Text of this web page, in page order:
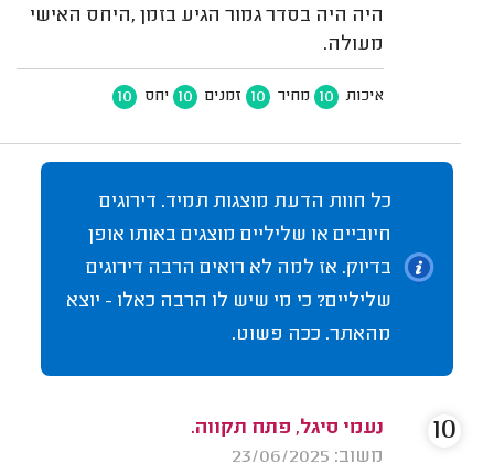
היה היה בסדר גמור הגיע בזמן ,היחס האישי
מעולה.
איכות 10 מחיר 10 זמנים 10 יחס 10
כל חוות הדעת מוצגות תמיד. דירוגים
חיוביים או שליליים מוצגים באותו אופן
בדיוק. אז למה לא רואים הרבה דירוגים
שליליים? כי מי שיש לו הרבה כאלו - יוצא
מהאתר. ככה פשוט.
נעמי סיגל, פתח תקווה.
משוב: 23/06/2025
10